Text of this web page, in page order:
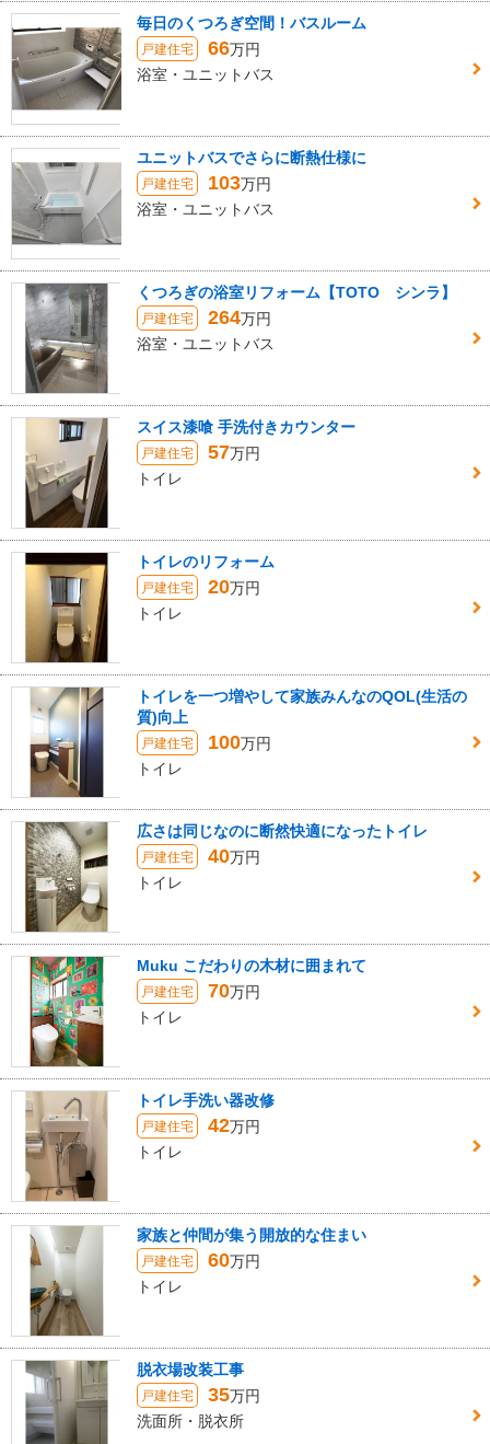
毎日のくつろぎ空間！バスルーム
戸建住宅 66万円
浴室・ユニットバス
ユニットバスでさらに断熱仕様に
戸建住宅 103万円
浴室・ユニットバス
くつろぎの浴室リフォーム【TOTO シンラ】
戸建住宅 264万円
浴室・ユニットバス
スイス漆喰 手洗付きカウンター
戸建住宅 57万円
トイレ
トイレのリフォーム
戸建住宅 20万円
トイレ
トイレを一つ増やして家族みんなのQOL(生活の
質)向上
戸建住宅 100万円
トイレ
広さは同じなのに断然快適になったトイレ
戸建住宅 40万円
トイレ
Muku こだわりの木材に囲まれて
戸建住宅 70万円
トイレ
トイレ手洗い器改修
戸建住宅 42万円
トイレ
家族と仲間が集う開放的な住まい
戸建住宅 60万円
トイレ
脱衣場改装工事
戸建住宅 35万円
洗面所・脱衣所